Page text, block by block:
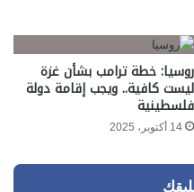
روسيا: خطة ترامب بشأن غزة
ليست كافية.. ويجب إقامة دولة
فلسطينية
14 أكتوبر، 2025